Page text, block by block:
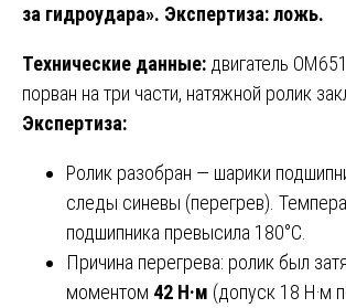
за гидроудара». Экспертиза: ложь.
Технические данные: двигатель
порван на три части, натяжной ролик
Экспертиза:
Ролик разобран — шарики
следы синевы (перегрев).
подшипника превысила 180°C.
Причина перегрева: ролик был
моментом 42 Н·м (допуск 18 Н·м